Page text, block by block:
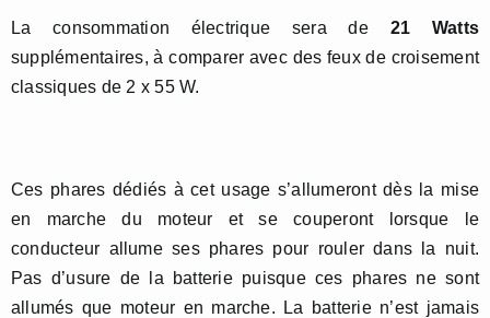
La consommation électrique sera de 21 Watts
supplémentaires, à comparer avec des feux de croisement
classiques de 2 x 55 W.
Ces phares dédiés à cet usage s’allumeront dès la mise
en marche du moteur et se couperont lorsque le
conducteur allume ses phares pour rouler dans la nuit.
Pas d’usure de la batterie puisque ces phares ne sont
allumés que moteur en marche. La batterie n’est jamais